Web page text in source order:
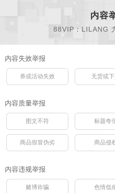
内容
88VIP：LILANG
内容失效举报
券或活动失效 无货或
内容质量举报
图文不符 标题夸
商品假冒伪劣 商品侵
内容违规举报
赌博诈骗 色情低